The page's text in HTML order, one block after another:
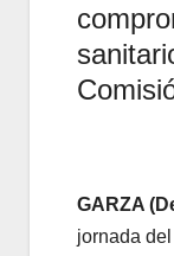
GARZA
jornada